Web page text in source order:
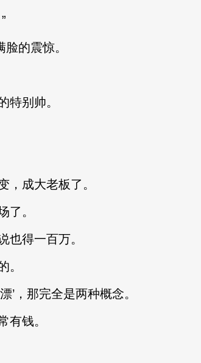
的震惊。
别帅。
成大老板了。
。
得一百万。
。
，那完全是两种概念。
钱。